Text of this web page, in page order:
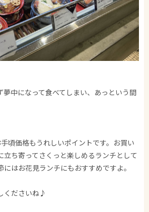
中になって食べてしまい、あっという間
頃価格もうれしいポイントです。お買い
立ち寄ってさくっと楽しめるランチとして
はお花見ランチにもおすすめですよ。
くださいね♪